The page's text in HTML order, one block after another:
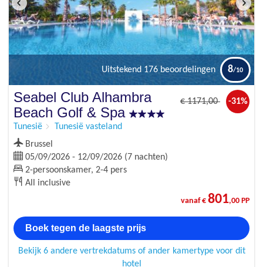
Uitstekend 176 beoordelingen 8
Seabel Club Alhambra
Beach Golf & Spa
Tunesië Tunesië vasteland
€1171,00 -31%
Brussel
05/09/2026 - 12/09/2026 (7 nachten)
2-persoonskamer, 2-4 pers
All inclusive
vanaf € 801,00 PP
Boek tegen de laagste prijs
Bekijk 6 andere vertrekdatums of ander kamertype voor dit
hotel